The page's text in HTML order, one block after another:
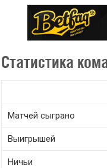
Статистика
Матчей сыграно
Выигрышей
Ничьи